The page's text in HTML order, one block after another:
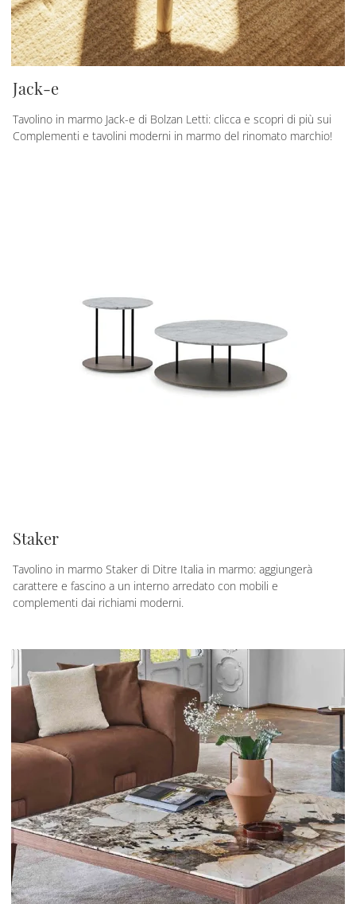
Jack-e
Tavolino in marmo Jack-e di Bolzan Letti: clicca e scopri di più sui
Complementi e tavolini moderni in marmo del rinomato marchio!
Staker
Tavolino in marmo Staker di Ditre Italia in marmo: aggiungerà
carattere e fascino a un interno arredato con mobili e
complementi dai richiami moderni.